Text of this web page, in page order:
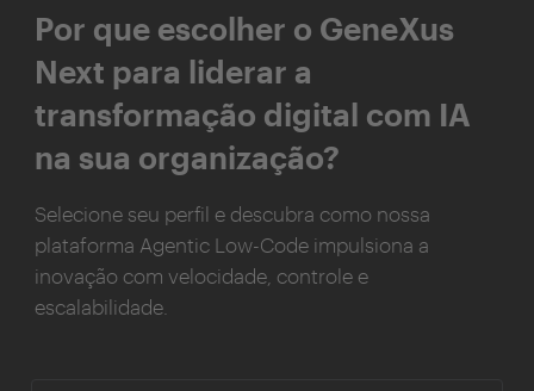
Por que escolher o GeneXus
Next para liderar a
transformação digital com IA
na sua organização?
Selecione seu perfil e descubra como nossa
plataforma Agentic Low-Code impulsiona a
inovação com velocidade, controle e
escalabilidade.